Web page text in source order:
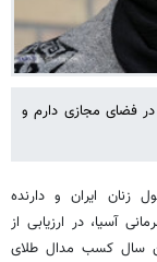
فضای مجازی دارم و
زنان ایران و دارنده
آسیا، در ارزیابی از
این سال کسب مدال طلای